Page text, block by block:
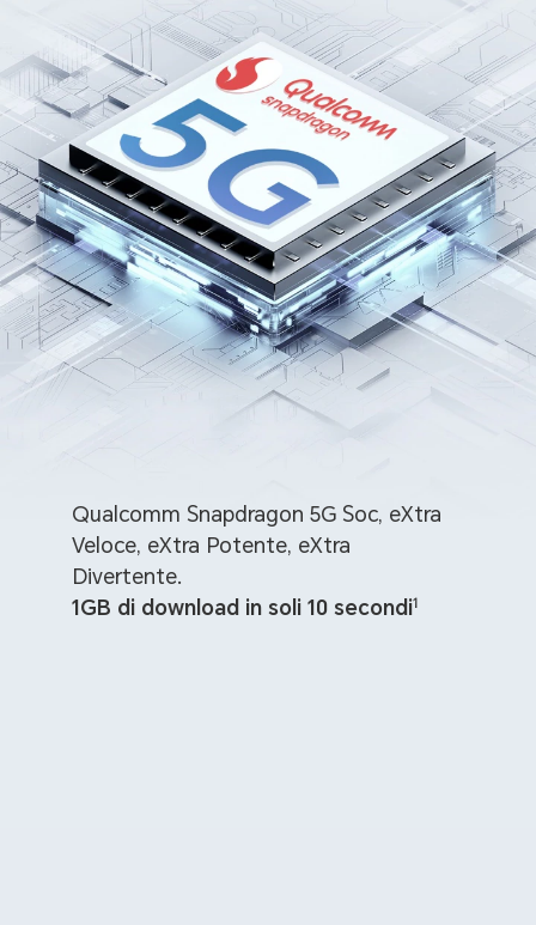
Qualcomm Snapdragon 5G Soc, eXtra
Veloce, eXtra Potente, eXtra
Divertente.
1GB di download in soli 10 secondi1